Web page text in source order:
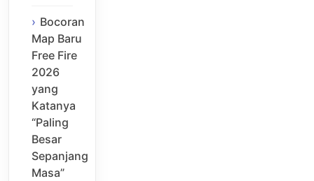
Bocoran
Map Baru
Free Fire
2026
yang
Katanya
“Paling
Besar
Sepanjang
Masa”